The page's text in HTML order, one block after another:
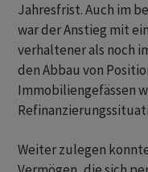
Jahresfrist. Auch im
war der Anstieg mit
verhaltener als noch
den Abbau von
Immobiliengefässen
Weiter zulegen